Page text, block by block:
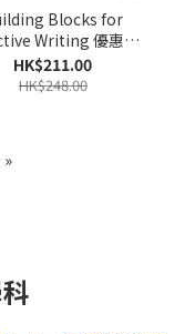
Blocks for
Writing 優惠套
裝(Joint Us)
HK$211.00
HK$248.00
»